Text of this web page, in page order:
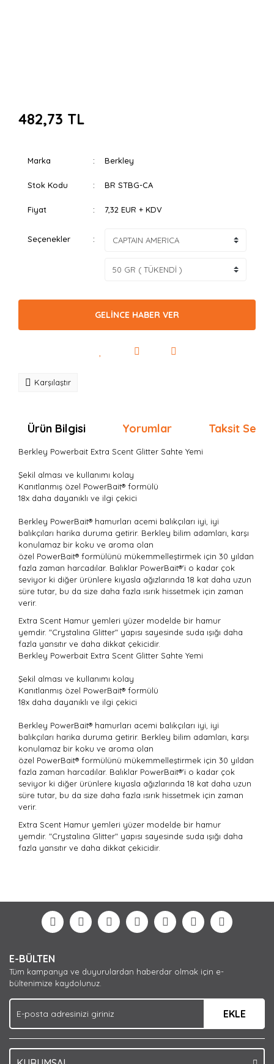
482,73 TL
Marka Berkley
Stok Kodu BR STBG-CA
Fiyat 7,32 EUR + KDV
Seçenekler
GELİNCE HABER VER
Karşılaştır
Ürün Bilgisi Yorumlar Taksit
Berkley Powerbait Extra Scent Glitter Sahte Yemi
Şekil alması ve kullanımı kolay
Kanıtlanmış özel PowerBait® formülü
18x daha dayanıklı ve ilgi çekici
Berkley PowerBait® hamurları acemi balıkçıları iyi, iyi
balıkçıları harika duruma getirir. Berkley bilim adamları, karşı
konulamaz bir koku ve aroma olan
özel PowerBait® formülünü mükemmelleştirmek için 30 yıldan
fazla zaman harcadılar. Balıklar PowerBait®'i o kadar çok
seviyor ki diğer ürünlere kıyasla ağızlarında 18 kat daha uzun
süre tutar, bu da size daha fazla ısırık hissetmek için zaman
verir.
Extra Scent Hamur yemleri yüzer modelde bir hamur
yemdir. "Crystalina Glitter" yapısı sayesinde suda ışığı daha
fazla yansıtır ve daha dikkat çekicidir.
Berkley Powerbait Extra Scent Glitter Sahte Yemi
Şekil alması ve kullanımı kolay
Kanıtlanmış özel PowerBait® formülü
18x daha dayanıklı ve ilgi çekici
Berkley PowerBait® hamurları acemi balıkçıları iyi, iyi
balıkçıları harika duruma getirir. Berkley bilim adamları, karşı
konulamaz bir koku ve aroma olan
özel PowerBait® formülünü mükemmelleştirmek için 30 yıldan
fazla zaman harcadılar. Balıklar PowerBait®'i o kadar çok
seviyor ki diğer ürünlere kıyasla ağızlarında 18 kat daha uzun
süre tutar, bu da size daha fazla ısırık hissetmek için zaman
verir.
Extra Scent Hamur yemleri yüzer modelde bir hamur
yemdir. "Crystalina Glitter" yapısı sayesinde suda ışığı daha
fazla yansıtır ve daha dikkat çekicidir.
Yorum Yaz
formunu kullanarak tarafımıza iletebilirsiniz.
Görüş ve önerileriniz için teşekkür ederiz.
Ürün açıklamasında eksik bilgiler bulunuyor.
Ürün bilgilerinde hatalar bulunuyor.
Ürün fiyatı diğer sitelerden daha pahalı.
Bu ürüne benzer farklı alternatifler olmalı.
E-BÜLTEN
Tüm kampanya ve duyurulardan haberdar olmak için e-
bültenimize kaydolunuz.
EKLE